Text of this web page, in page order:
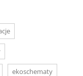
ekoschematy